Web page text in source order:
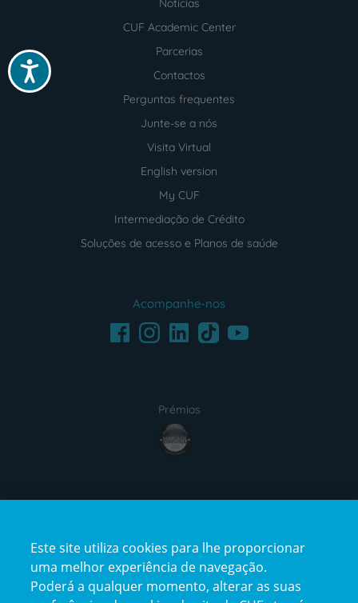
Acessibilidade
Notícias
CUF Academic Center
Parcerias
Contactos
Perguntas frequentes
Junte-se a nós
Visita Virtual
English version
My CUF
Intermediação de Crédito
Soluções de acesso e Planos de saúde
Acompanhe-nos
FacebookInstagramLinkedInTikTokYoutube
Prémios
award4
certification2certification3
Este site utiliza cookies para lhe proporcionar
uma melhor experiência de navegação.
Poderá a qualquer momento, alterar as suas